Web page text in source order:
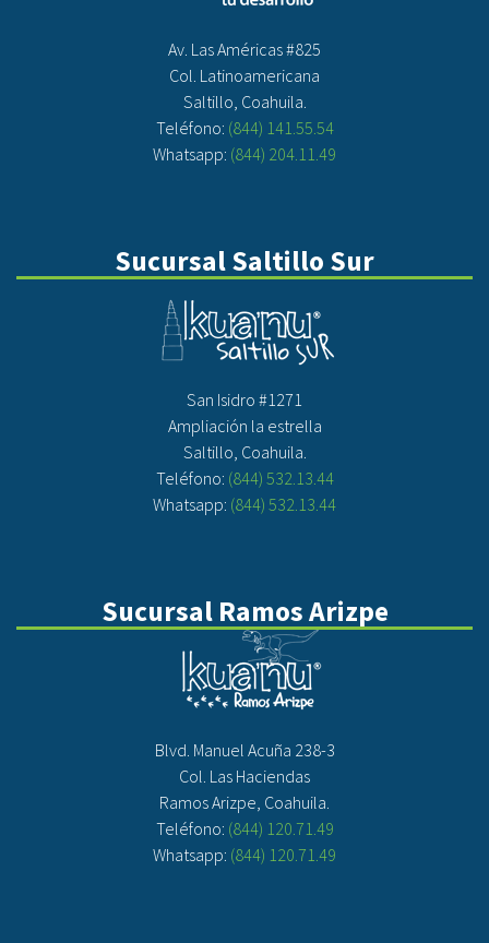
Av. Las Américas #825
Col. Latinoamericana
Saltillo, Coahuila.
Teléfono: (844) 141.55.54
Whatsapp: (844) 204.11.49
Sucursal Saltillo Sur
San Isidro #1271
Ampliación la estrella
Saltillo, Coahuila.
Teléfono: (844) 532.13.44
Whatsapp: (844) 532.13.44
Sucursal Ramos Arizpe
Blvd. Manuel Acuña 238-3
Col. Las Haciendas
Ramos Arizpe, Coahuila.
Teléfono: (844) 120.71.49
Whatsapp: (844) 120.71.49